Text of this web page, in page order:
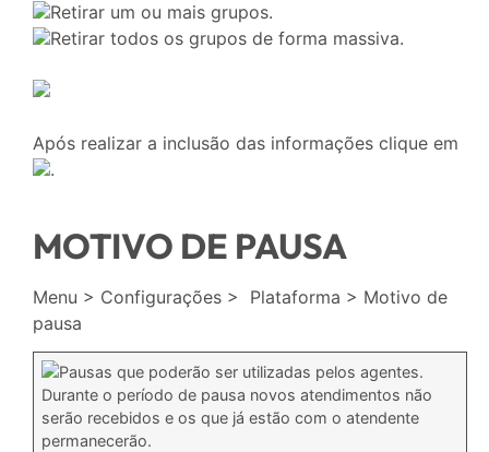
Retirar um ou mais grupos.
Retirar todos os grupos de forma massiva.
Após realizar a inclusão das informações clique em
.
MOTIVO DE PAUSA
Menu > Configurações > Plataforma > Motivo de
pausa
Pausas que poderão ser utilizadas pelos agentes.
Durante o período de pausa novos atendimentos não
serão recebidos e os que já estão com o atendente
permanecerão.